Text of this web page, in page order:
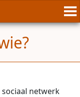
netwerk